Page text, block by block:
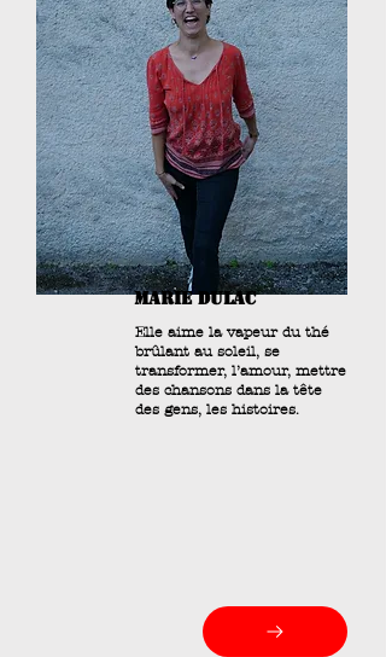
MARIE DULAC
Elle aime la vapeur du thé
brûlant au soleil, se
transformer, l’amour, mettre
des chansons dans la tête
des gens, les histoires.